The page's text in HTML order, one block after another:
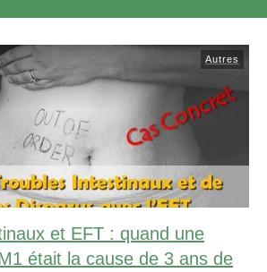
Autres
et EFT : quand une
était la cause de 3 ans de